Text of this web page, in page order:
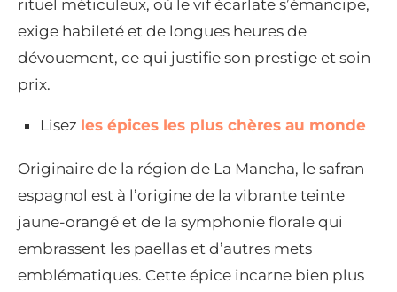
rituel méticuleux, où le vif écarlate s’émancipe,
exige habileté et de longues heures de
dévouement, ce qui justifie son prestige et soin
prix.
Lisez les épices les plus chères au monde
Originaire de la région de La Mancha, le safran
espagnol est à l’origine de la vibrante teinte
jaune-orangé et de la symphonie florale qui
embrassent les paellas et d’autres mets
emblématiques. Cette épice incarne bien plus